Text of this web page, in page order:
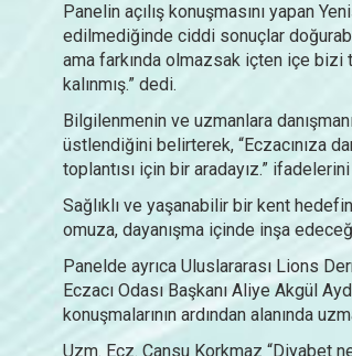
Panelin açılış konuşmasını yapan
edilmediğinde ciddi sonuçlar
ama farkında olmazsak içten içe bizi
kalınmış.” dedi.
Bilgilenmenin ve uzmanlara
üstlendiğini belirterek, “Eczacınıza
toplantısı için bir aradayız.” ifadelerini
Sağlıklı ve yaşanabilir bir kent
omuza, dayanışma içinde inşa
Panelde ayrıca Uluslararası Lions
Eczacı Odası Başkanı Aliye Akgül
konuşmalarının ardından alanında
Uzm. Ecz. Cansu Korkmaz “Diyabet